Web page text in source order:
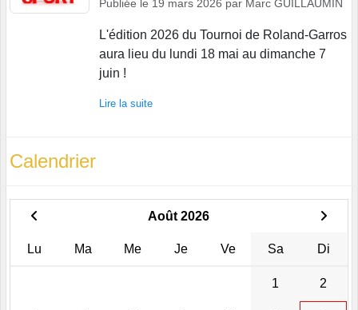
Publiée le 19 mars 2026 par Marc GUILLAUMIN
L'édition 2026 du Tournoi de Roland-Garros
aura lieu du lundi 18 mai au dimanche 7
juin !
Lire la suite
Calendrier
Août 2026
Lu Ma Me Je Ve Sa Di
1 2